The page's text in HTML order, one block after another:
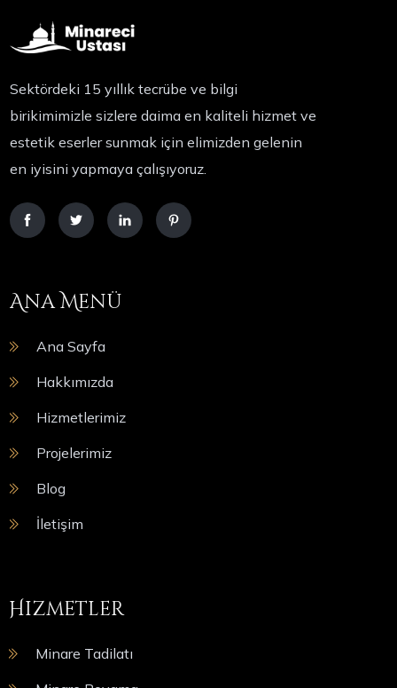
Sektördeki 15 yıllık tecrübe ve bilgi
birikimimizle sizlere daima en kaliteli hizmet ve
estetik eserler sunmak için elimizden gelenin
en iyisini yapmaya çalışıyoruz.
Ana Menü
Ana Sayfa
Hakkımızda
Hizmetlerimiz
Projelerimiz
Blog
İletişim
Hizmetler
Minare Tadilatı